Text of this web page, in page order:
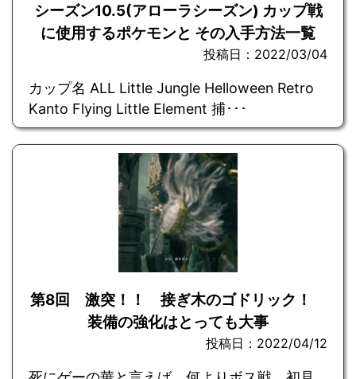
シーズン10.5(アローラシーズン) カップ戦
に使用するポケモンと その入手方法一覧
投稿日：2022/03/04
カップ名 ALL Little Jungle Helloween Retro
Kanto Flying Little Element 捕･･･
第8回 激突！！ 接ぎ木のゴドリック！
装備の強化はとっても大事
投稿日：2022/04/12